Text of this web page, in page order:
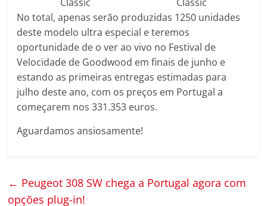
No total, apenas serão produzidas 1250 unidades
deste modelo ultra especial e teremos
oportunidade de o ver ao vivo no Festival de
Velocidade de Goodwood em finais de junho e
estando as primeiras entregas estimadas para
julho deste ano, com os preços em Portugal a
começarem nos 331.353 euros.
Aguardamos ansiosamente!
← Peugeot 308 SW chega a Portugal agora com
opções plug-in!